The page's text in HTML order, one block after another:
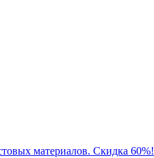
материалов. Скидка 60%!